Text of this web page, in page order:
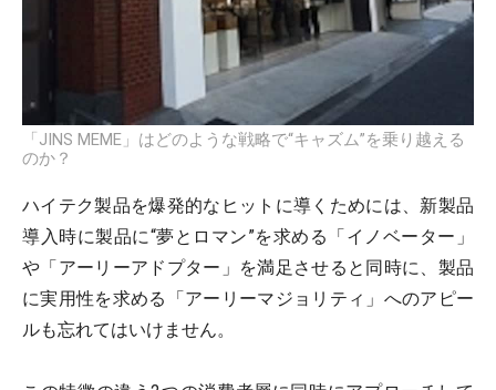
「JINS MEME」はどのような戦略で“キャズム”を乗り越える
のか？
ハイテク製品を爆発的なヒットに導くためには、新製品
導入時に製品に“夢とロマン”を求める「イノベーター」
や「アーリーアドプター」を満足させると同時に、製品
に実用性を求める「アーリーマジョリティ」へのアピー
ルも忘れてはいけません。